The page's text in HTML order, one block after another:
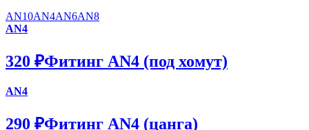
AN10AN4AN6AN8
AN4
320 ₽Фитинг AN4 (под хомут)
AN4
290 ₽Фитинг AN4 (цанга)